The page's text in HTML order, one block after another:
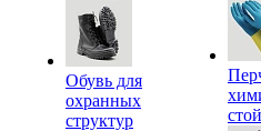
Обувь для
охранных
структур